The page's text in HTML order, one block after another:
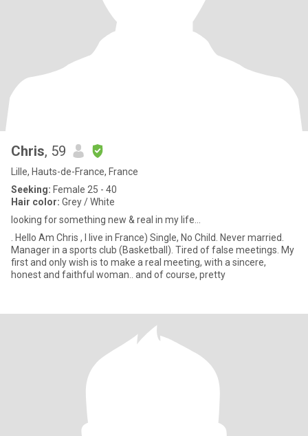
Chris, 59
Lille, Hauts-de-France, France
Seeking: Female 25 - 40
Hair color: Grey / White
looking for something new & real in my life...
. Hello Am Chris , I live in France) Single, No Child. Never married.
Manager in a sports club (Basketball). Tired of false meetings. My
first and only wish is to make a real meeting, with a sincere,
honest and faithful woman.. and of course, pretty